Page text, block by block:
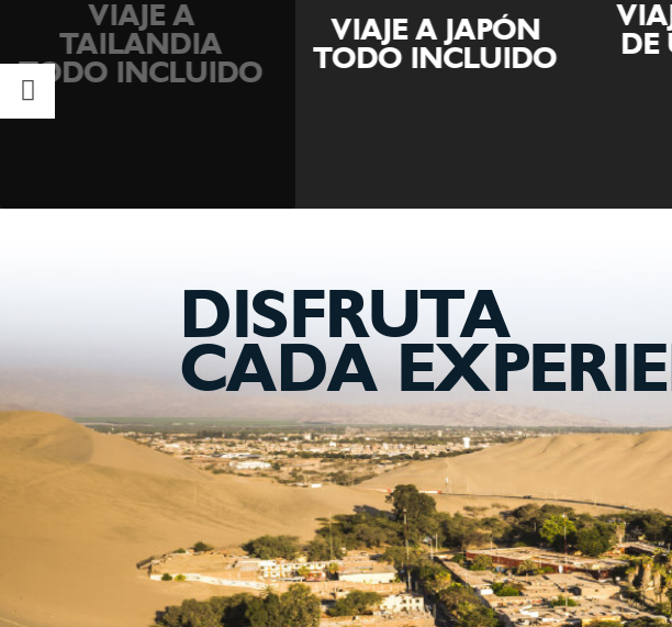
VIAJE A
TAILANDIA
TODO INCLUIDO
VIAJE A JAPÓN
TODO INCLUIDO
DISFRUTA
CADA